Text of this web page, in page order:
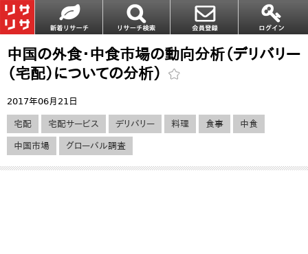
中国の外食・中食市場の動向分析（デリバリー
（宅配）についての分析）
2017年06月21日
宅配 宅配サービス デリバリー 料理 食事 中食
中国市場 グローバル調査